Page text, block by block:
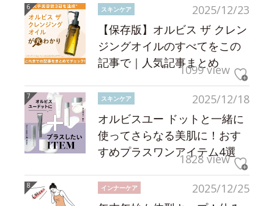
2025/12/23
スキンケア
【保存版】オルビス ザ クレン
ジングオイルのすべてをこの
記事で｜人気記事まとめ
1099 view
2025/12/18
スキンケア
オルビスユー ドットと一緒に
使ってさらなる美肌に！おす
すめプラスワンアイテム4選
1828 view
2025/12/25
インナーケア